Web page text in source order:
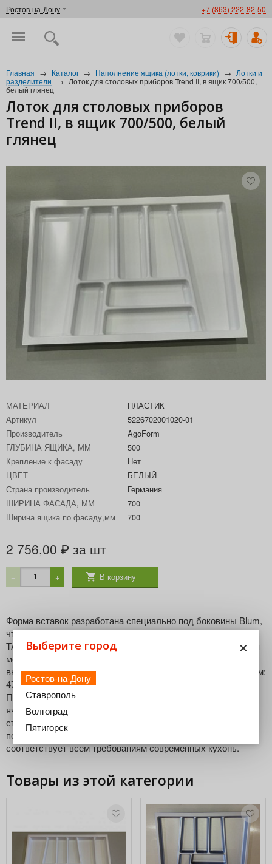
Ростов-на-Дону +7 (863) 222-82-50
Главная → Каталог → Наполнение ящика (лотки, коврики) → Лотки и
разделители → Лоток для столовых приборов Trend II, в ящик 700/500,
белый глянец
Лоток для столовых приборов
Trend II, в ящик 700/500, белый
глянец
МАТЕРИАЛ
ПЛАСТИК
Артикул
5226702001020-01
Производитель
AgoForm
ГЛУБИНА ЯЩИКА, ММ
500
Крепление к фасаду
Нет
ЦВЕТ
БЕЛЫЙ
Страна производитель
Германия
ШИРИНА ФАСАДА, ММ
700
Ширина ящика по фасаду,мм
700
2 756,00 ₽ за шт
− + В корзину
Форма вставок разработана специально под боковины Blum,
что позволяет размещать их в стандартный ящик
TANDEMBOX четко, без зазоров. Дополнительная экономия
места повышает возможности организации в стандартном
выдвижном ящике. Ширина лотка, мм: 620 Глубина лотка, мм:
474 Высота лотка, мм: 50 Цвет лотка: Белый глянец
Производство: Германия Сглаженные углы в отдельных
ячейках обеспечивают простоту чистки и высокую
стабильность. Используемый синтетический материал
полистирол безвреден для пищевых продуктов и
соответствует всем требованиям современных кухонь.
Товары из этой категории
×
Выберите город
Ростов-на-Дону
Ставрополь
Волгоград
Пятигорск